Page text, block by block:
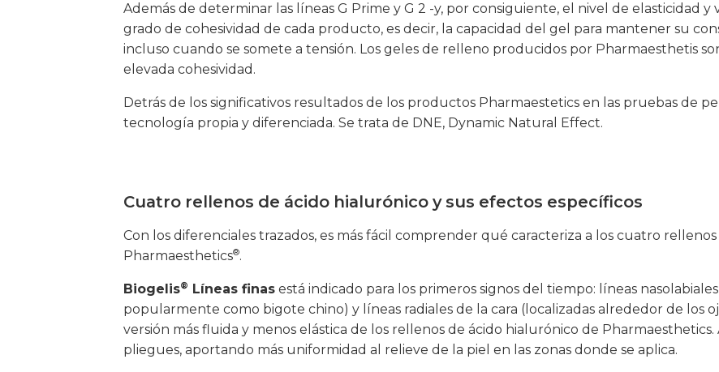
Además de determinar las líneas G Prime y G 2 -y, por consiguiente, el nivel de elasticidad y
grado de cohesividad de cada producto, es decir, la capacidad del gel para mantener su
incluso cuando se somete a tensión. Los geles de relleno producidos por Pharmaesthetis
elevada cohesividad.
Detrás de los significativos resultados de los productos Pharmaestetics en las pruebas de
tecnología propia y diferenciada. Se trata de DNE, Dynamic Natural Effect.
Cuatro rellenos de ácido hialurónico y sus efectos específicos
Con los diferenciales trazados, es más fácil comprender qué caracteriza a los cuatro
Pharmaesthetics®.
Biogelis® Líneas finas está indicado para los primeros signos del tiempo: líneas
popularmente como bigote chino) y líneas radiales de la cara (localizadas alrededor de los
versión más fluida y menos elástica de los rellenos de ácido hialurónico de Pharmaesthetics.
pliegues, aportando más uniformidad al relieve de la piel en las zonas donde se aplica.